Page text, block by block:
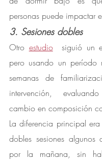
personas puede impactar
3. Sesiones dobles
Otro estudio
siguió un
pero usando un período
semanas de
intervención,
cambio en composición
La diferencia principal
dobles sesiones algunos
por la mañana, sin